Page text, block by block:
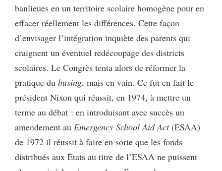
banlieues en un territoire scolaire homogène pour en
effacer réellement les différences. Cette façon
d’envisager l’intégration inquiète des parents qui
craignent un éventuel redécoupage des districts
scolaires. Le Congrès tenta alors de réformer la
pratique du busing, mais en vain. Ce fut en fait le
président Nixon qui réussit, en 1974, à mettre un
terme au débat : en introduisant avec succès un
amendement au Emergency School Aid Act(ESAA)
de 1972 il réussit à faire en sorte que les fonds
distribués aux États au titre de l’ESAA ne puissent